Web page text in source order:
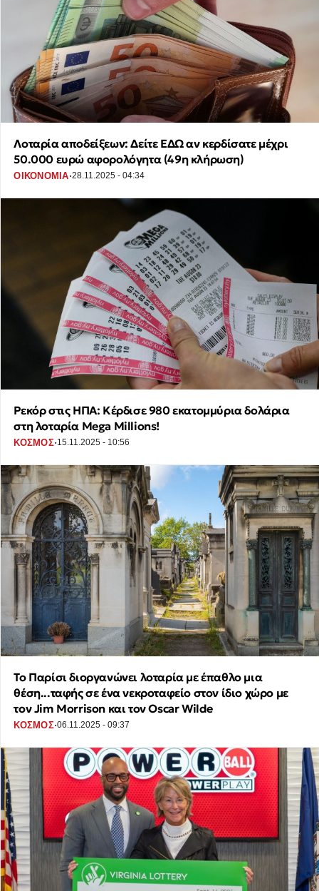
Λοταρία αποδείξεων: Δείτε ΕΔΩ αν κερδίσατε μέχρι
50.000 ευρώ αφορολόγητα (49η κλήρωση)
ΟΙΚΟΝΟΜΙΑ·28.11.2025 - 04:34
Ρεκόρ στις ΗΠΑ: Κέρδισε 980 εκατομμύρια δολάρια
στη λοταρία Mega Millions!
ΚΟΣΜΟΣ·15.11.2025 - 10:56
Το Παρίσι διοργανώνει λοταρία με έπαθλο μια
θέση...ταφής σε ένα νεκροταφείο στον ίδιο χώρο με
τον Jim Morrison και τον Oscar Wilde
ΚΟΣΜΟΣ·06.11.2025 - 09:37